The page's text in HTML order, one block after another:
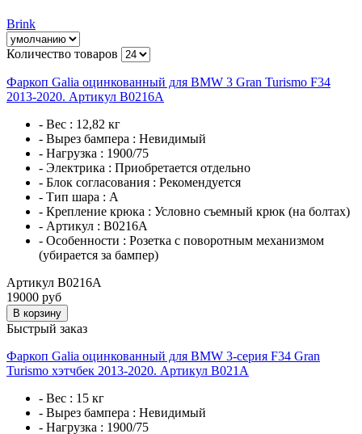
Brink
Количество товаров
Фаркоп Galia оцинкованный для BMW 3 Gran Turismo F34
2013-2020. Артикул B0216A
- Вес : 12,82 кг
- Вырез бампера : Невидимый
- Нагрузка : 1900/75
- Электрика : Приобретается отдельно
- Блок согласования : Рекомендуется
- Тип шара : A
- Крепление крюка : Условно съемный крюк (на болтах)
- Артикул : B0216A
- Особенности : Розетка с поворотным механизмом
(убирается за бампер)
Артикул B0216A
19000 руб
В корзину
Быстрый заказ
Фаркоп Galia оцинкованный для BMW 3-серия F34 Gran
Turismo хэтчбек 2013-2020. Артикул B021A
- Вес : 15 кг
- Вырез бампера : Невидимый
- Нагрузка : 1900/75